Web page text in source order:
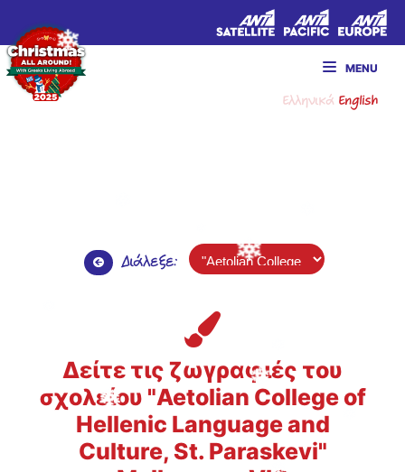
MENU
ΕλληνικάEnglish
Διάλεξε:
Δείτε τις ζωγραφιές του
σχολείου "Aetolian College of
Hellenic Language and
Culture, St. Paraskevi"